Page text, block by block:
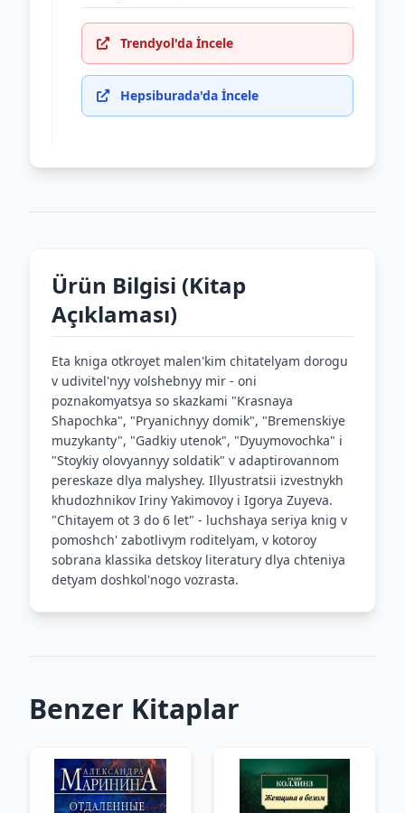
Trendyol'da İncele
Hepsiburada'da İncele
Ürün Bilgisi (Kitap
Açıklaması)
Eta kniga otkroyet malen'kim chitatelyam dorogu
v udivitel'nyy volshebnyy mir - oni
poznakomyatsya so skazkami "Krasnaya
Shapochka", "Pryanichnyy domik", "Bremenskiye
muzykanty", "Gadkiy utenok", "Dyuymovochka" i
"Stoykiy olovyannyy soldatik" v adaptirovannom
pereskaze dlya malyshey. Illyustratsii izvestnykh
khudozhnikov Iriny Yakimovoy i Igorya Zuyeva.
"Chitayem ot 3 do 6 let" - luchshaya seriya knig v
pomoshch' zabotlivym roditelyam, v kotoroy
sobrana klassika detskoy literatury dlya chteniya
detyam doshkol'nogo vozrasta.
Benzer Kitaplar